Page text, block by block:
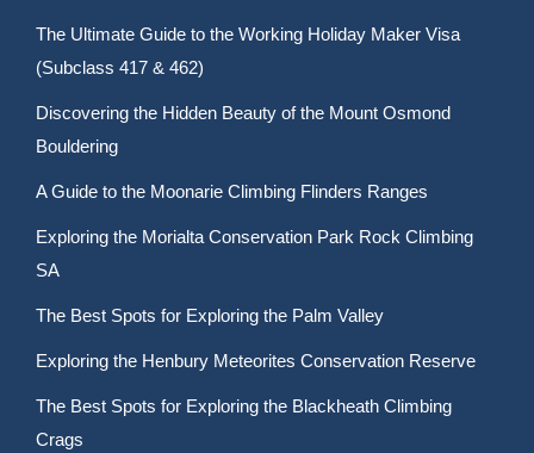
The Ultimate Guide to the Working Holiday Maker Visa
(Subclass 417 & 462)
Discovering the Hidden Beauty of the Mount Osmond
Bouldering
A Guide to the Moonarie Climbing Flinders Ranges
Exploring the Morialta Conservation Park Rock Climbing
SA
The Best Spots for Exploring the Palm Valley
Exploring the Henbury Meteorites Conservation Reserve
The Best Spots for Exploring the Blackheath Climbing
Crags